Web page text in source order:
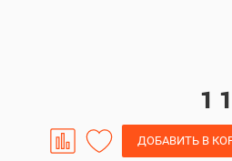
1
ДОБАВИТЬ В